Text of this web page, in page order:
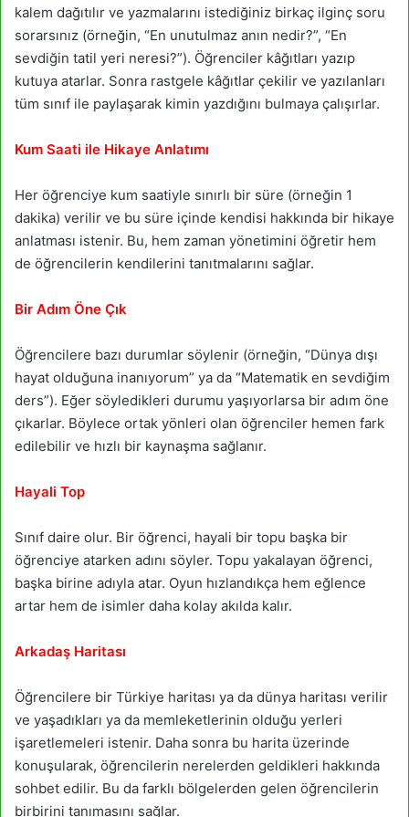
kalem dağıtılır ve yazmalarını istediğiniz birkaç ilginç soru
sorarsınız (örneğin, “En unutulmaz anın nedir?”, “En
sevdiğin tatil yeri neresi?”). Öğrenciler kâğıtları yazıp
kutuya atarlar. Sonra rastgele kâğıtlar çekilir ve yazılanları
tüm sınıf ile paylaşarak kimin yazdığını bulmaya çalışırlar.
Kum Saati ile Hikaye Anlatımı
Her öğrenciye kum saatiyle sınırlı bir süre (örneğin 1
dakika) verilir ve bu süre içinde kendisi hakkında bir hikaye
anlatması istenir. Bu, hem zaman yönetimini öğretir hem
de öğrencilerin kendilerini tanıtmalarını sağlar.
Bir Adım Öne Çık
Öğrencilere bazı durumlar söylenir (örneğin, “Dünya dışı
hayat olduğuna inanıyorum” ya da “Matematik en sevdiğim
ders”). Eğer söyledikleri durumu yaşıyorlarsa bir adım öne
çıkarlar. Böylece ortak yönleri olan öğrenciler hemen fark
edilebilir ve hızlı bir kaynaşma sağlanır.
Hayali Top
Sınıf daire olur. Bir öğrenci, hayali bir topu başka bir
öğrenciye atarken adını söyler. Topu yakalayan öğrenci,
başka birine adıyla atar. Oyun hızlandıkça hem eğlence
artar hem de isimler daha kolay akılda kalır.
Arkadaş Haritası
Öğrencilere bir Türkiye haritası ya da dünya haritası verilir
ve yaşadıkları ya da memleketlerinin olduğu yerleri
işaretlemeleri istenir. Daha sonra bu harita üzerinde
konuşularak, öğrencilerin nerelerden geldikleri hakkında
sohbet edilir. Bu da farklı bölgelerden gelen öğrencilerin
birbirini tanımasını sağlar.